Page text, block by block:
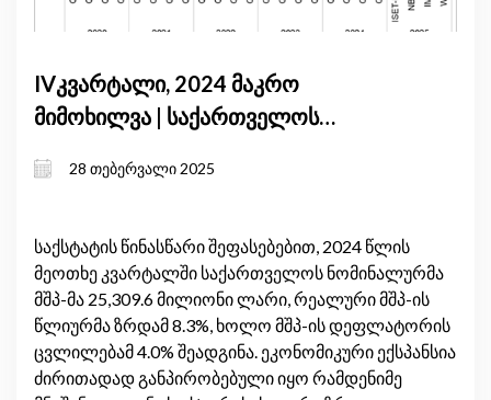
IVკვარტალი, 2024 მაკრო
მიმოხილვა | საქართველოს
წლის მე-4 კვარტალში: ძლიერი
და გარე დინამიკების ცვლილების
ფონზე
28 თებერვალი 2025
საქსტატის წინასწარი შეფასებებით, 2024 წლის
მეოთხე კვარტალში საქართველოს ნომინალურმა
მშპ-მა 25,309.6 მილიონი ლარი, რეალური მშპ-ის
წლიურმა ზრდამ 8.3%, ხოლო მშპ-ის დეფლატორის
ცვლილებამ 4.0% შეადგინა. ეკონომიკური ექსპანსია
ძირითადად განპირობებული იყო რამდენიმე